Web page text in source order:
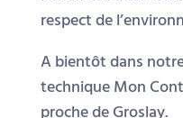
respect de
A bientôt dans
technique Mon